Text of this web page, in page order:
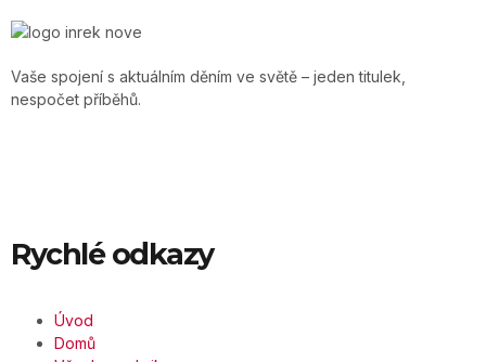
Vaše spojení s aktuálním děním ve světě – jeden titulek,
nespočet příběhů.
Rychlé odkazy
Úvod
Domů